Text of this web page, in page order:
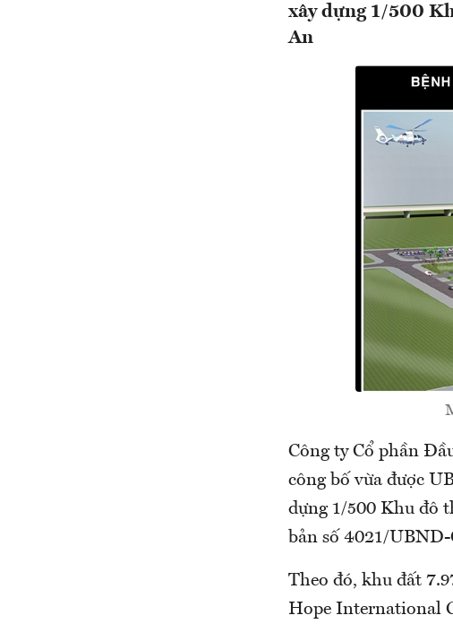
xây dựng 1/500
An
Công ty Cổ phần
công bố vừa được
dựng 1/500 Khu đô
bản số 4021/UBND-
Theo đó, khu đất
Hope International